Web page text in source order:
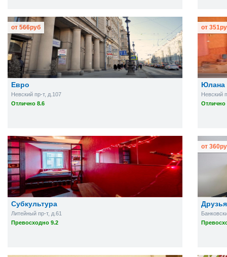
Евро
Невский пр-т, д.107
Отлично 8.6
от 566руб
Юлана
Невский
Отлично
от 351
Субкультура
Литейный пр-т, д.61
Превосходно 9.2
от 360